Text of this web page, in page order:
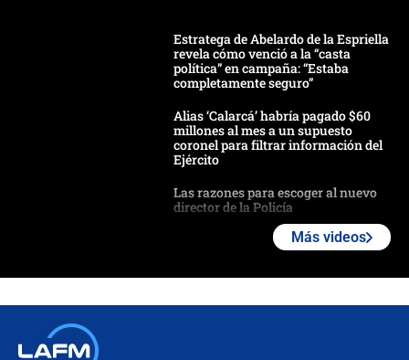
Estratega de Abelardo de la Espriella
revela cómo venció a la “casta
política” en campaña: “Estaba
completamente seguro”
Alias ‘Calarcá’ habría pagado $60
millones al mes a un supuesto
coronel para filtrar información del
Ejército
Las razones para escoger al nuevo
director de la Policía
Más videos